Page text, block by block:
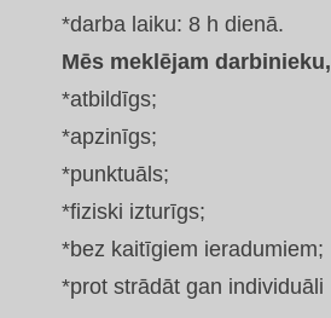
*darba laiku: 8 h dienā.
Mēs meklējam
*atbildīgs;
*apzinīgs;
*punktuāls;
*fiziski izturīgs;
*bez kaitīgiem ieradumiem;
*prot strādāt gan